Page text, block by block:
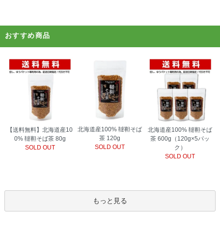
おすすめ商品
【送料無料】北海道産10
0% 韃靼そば茶 80g
SOLD OUT
北海道産100% 韃靼そば
茶 120g
SOLD OUT
北海道産100% 韃靼そば
茶 600g（120g×5パッ
ク）
SOLD OUT
もっと見る